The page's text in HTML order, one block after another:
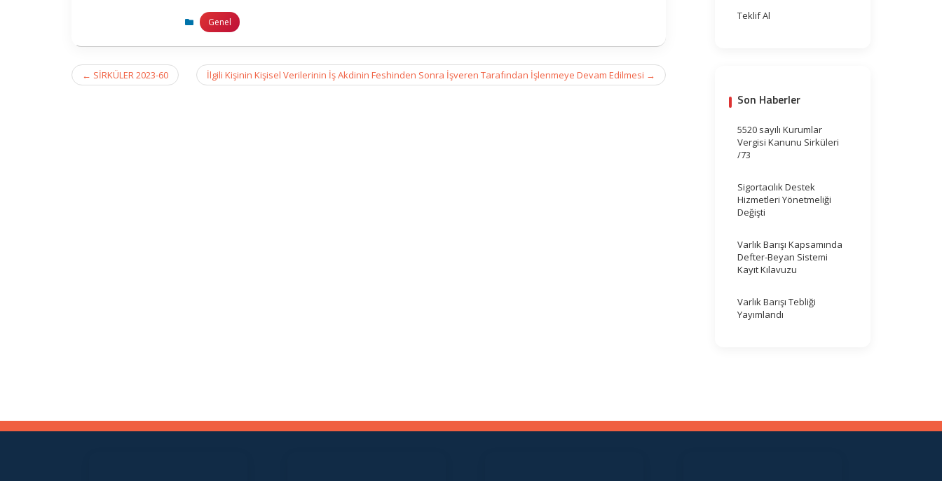
Genel
Post
navigation
← SİRKÜLER 2023-60 İlgili Kişinin Kişisel Verilerinin İş Akdinin Feshinden Sonra İşveren Tarafından İşlenmeye Devam Edilmesi →
Teklif Al
Son Haberler
5520 sayılı Kurumlar
Vergisi Kanunu Sirküleri
/73
Sigortacılık Destek
Hizmetleri Yönetmeliği
Değişti
Varlık Barışı Kapsamında
Defter-Beyan Sistemi
Kayıt Kılavuzu
Varlık Barışı Tebliği
Yayımlandı